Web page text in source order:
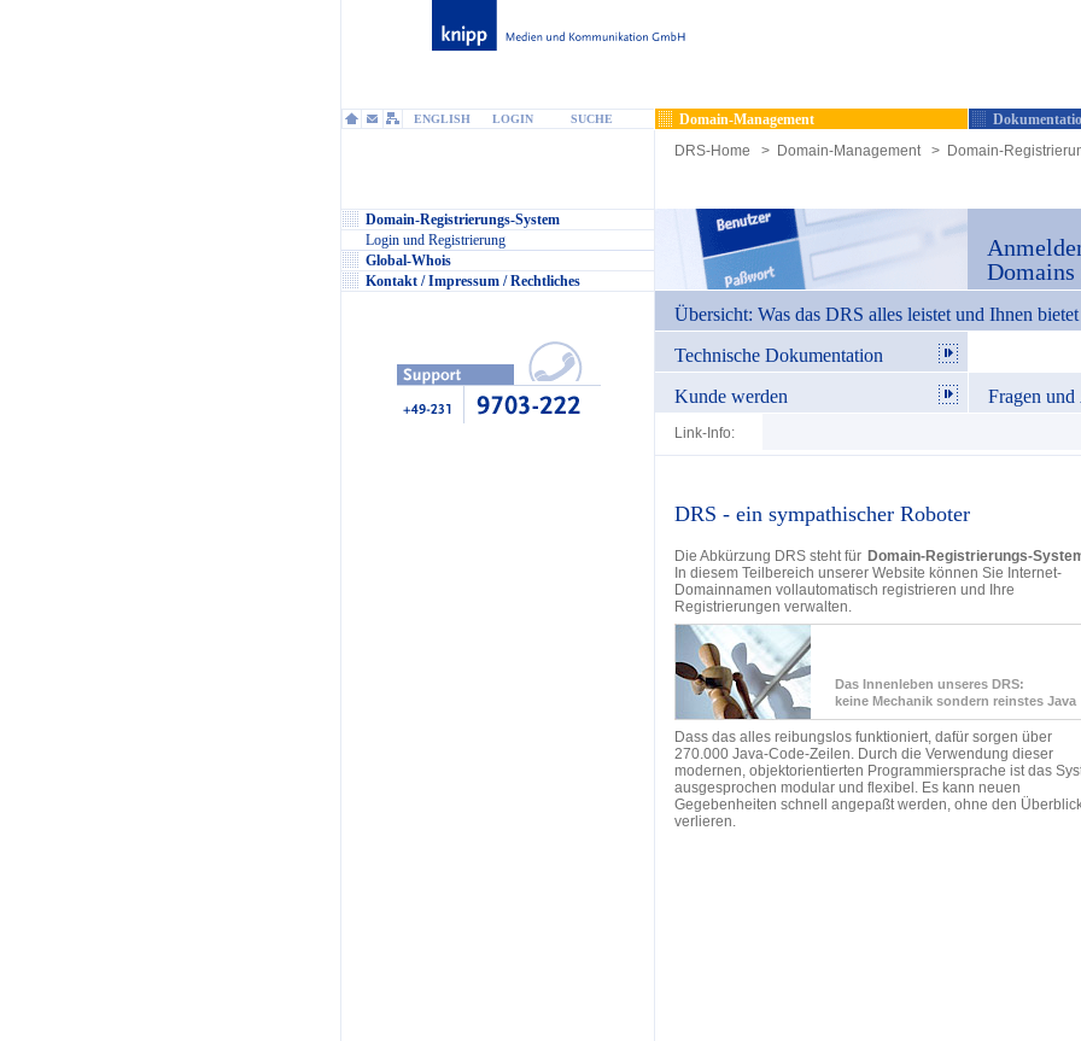
ENGLISH LOGIN SUCHE Domain-Management
DRS-Home
> Domain-Management > Domain-
Domain-Registrierungs-System
Login und Registrierung
Global-Whois
Kontakt / Impressum / Rechtliches
Übersicht: Was das DRS alles leistet und Ihnen bietet
Technische Dokumentation
Kunde werden
Fragen
Link-Info:
DRS - ein sympathischer Roboter
Die Abkürzung DRS steht für Domain-Registrierungs-
In diesem Teilbereich unserer Website können Sie Internet-
Domainnamen vollautomatisch registrieren und Ihre
Registrierungen verwalten.
Das Innenleben unseres DRS:
keine Mechanik sondern reinstes Java
Dass das alles reibungslos funktioniert, dafür sorgen über
270.000 Java-Code-Zeilen. Durch die Verwendung dieser
modernen, objektorientierten Programmiersprache ist das
ausgesprochen modular und flexibel. Es kann neuen
Gegebenheiten schnell angepaßt werden, ohne den
verlieren.